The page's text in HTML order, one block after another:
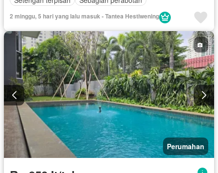
2 minggu, 5 hari yang lalu masuk - Tantea Hestiwening
Perumahan